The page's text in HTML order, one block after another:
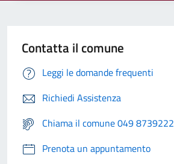
Contatta il comune
Leggi le domande frequenti
Richiedi Assistenza
Chiama il comune 049 8739222
Prenota un appuntamento